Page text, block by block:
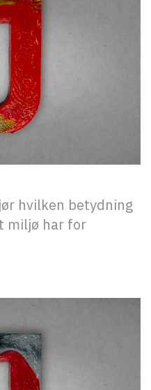
hvilken betydning
miljø har for